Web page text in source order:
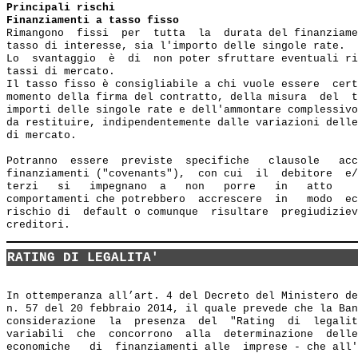
Principali rischi
Finanziamenti a tasso fisso
Rimangono  fissi  per  tutta  la  durata del
tasso di interesse, sia l'importo delle singole rate.
Lo  svantaggio  è  di  non poter sfruttare eventuali
tassi di mercato.
Il tasso fisso è consigliabile a chi vuole essere
momento della firma del contratto, della misura  del
importi delle singole rate e dell'ammontare
da restituire, indipendentemente dalle variazioni
di mercato.
Potranno  essere  previste  specifiche   clausole
finanziamenti ("covenants"),  con cui  il  debitore
terzi   si   impegnano  a   non   porre   in   atto
comportamenti che potrebbero  accrescere  in   modo
rischio di  default o comunque  risultare
RATING DI LEGALITA'
In ottemperanza all’art. 4 del Decreto del Ministero
n. 57 del 20 febbraio 2014, il quale prevede che la
considerazione  la  presenza  del  "Rating  di
variabili  che  concorrono  alla  determinazione
economiche   di  finanziamenti alle  imprese - che